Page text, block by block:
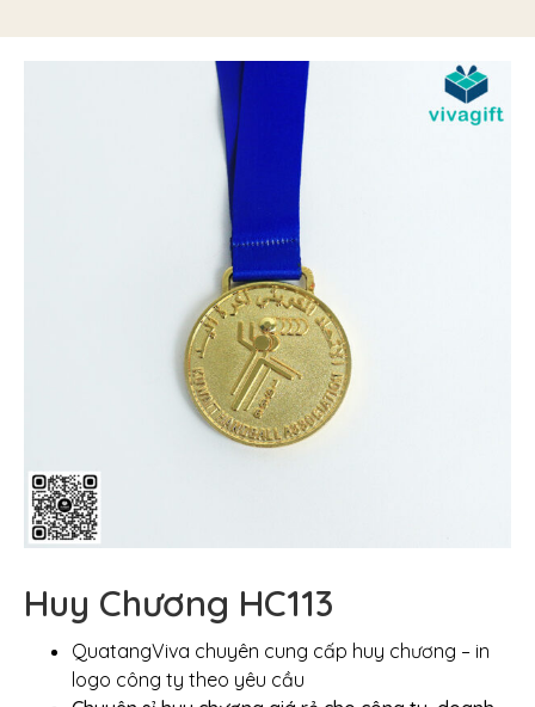
Huy Chương HC113
QuatangViva chuyên cung cấp huy chương – in
logo công ty theo yêu cầu